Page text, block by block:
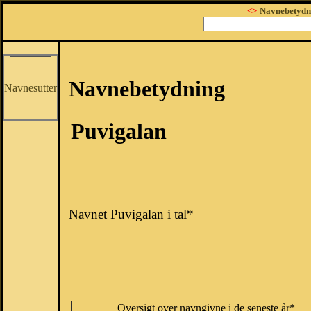
<>
Navnesutter
Navnebetydning
Puvigalan
Navnet Puvigalan i tal*
Oversigt over navngivne i de seneste år*